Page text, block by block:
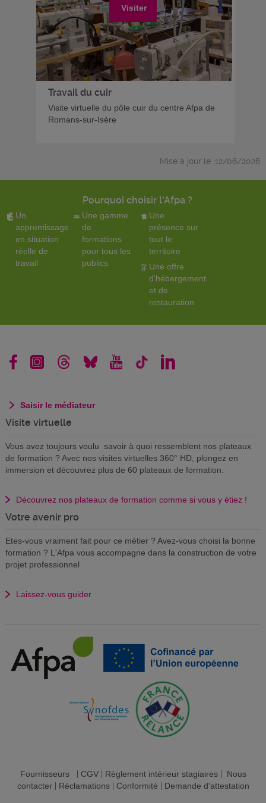
Visiter
Travail du cuir
Visite virtuelle du pôle cuir du centre Afpa de
Romans-sur-Isère
Mise à jour le :12/06/2026
Pourquoi choisir l'Afpa ?
Un
apprentissage
en situation
réelle de
travail
Une gamme
de
formations
pour tous les
publics
Une
présence sur
tout le
territoire
Une offre
d'hébergement
et de
restauration
Saisir le médiateur
Visite virtuelle
Vous avez toujours voulu savoir à quoi ressemblent nos plateaux
de formation ? Avec nos visites virtuelles 360° HD, plongez en
immersion et découvrez plus de 60 plateaux de formation.
Découvrez nos plateaux de formation comme si vous y étiez !
Votre avenir pro
Etes-vous vraiment fait pour ce métier ? Avez-vous choisi la bonne
formation ? L'Afpa vous accompagne dans la construction de votre
projet professionnel
Laissez-vous guider
Fournisseurs| CGV| Règlement intérieur stagiaires| Nous
contacter| Réclamations| Conformité Demande d'attestation